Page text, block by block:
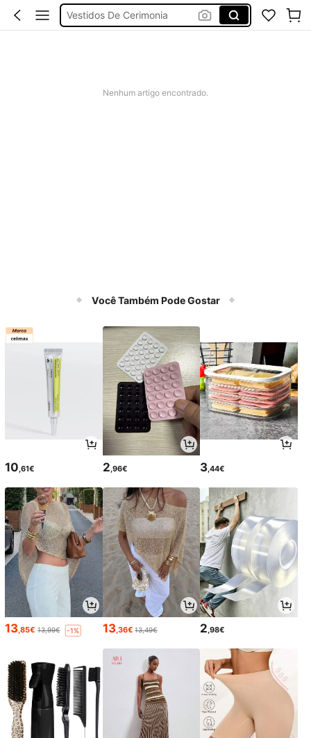
Bikini
Nenhum artigo encontrado.
Você Também Pode Gostar
10 ,61€ 2 ,96€ 3 ,44€
13,85€ 13,99€ -1% 13,36€ 13,49€ 2,98€